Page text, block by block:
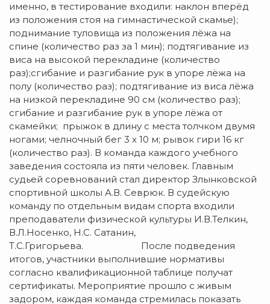
именно, в тестирование входили: наклон вперёд
из положения стоя на гимнастической скамье);
поднимание туловища из положения лёжа на
спине (количество раз за 1 мин); подтягивание из
виса на высокой перекладине (количество
раз);сгибание и разгибание рук в упоре лёжа на
полу (количество раз); подтягивание из виса лёжа
на низкой перекладине 90 см (количество раз);
сгибание и разгибание рук в упоре лёжа от
скамейки; прыжок в длину с места толчком двумя
ногами; челночный бег 3 х 10 м; рывок гири 16 кг
(количество раз). В команда каждого учебного
заведения состояла из пяти человек. Главным
судьей соревнований стал директор Злынковской
спортивной школы А.В. Севрюк. В судейскую
команду по отдельным видам спорта входили
преподаватели физической культуры И.В.Телкин,
В.Л.Носенко, Н.С. Сатанин,
Т.С.Григорьева. После подведения
итогов, участники выполнившие нормативы
согласно квалификационной таблице получат
сертификаты. Мероприятие прошло с живым
задором, каждая команда стремилась показать